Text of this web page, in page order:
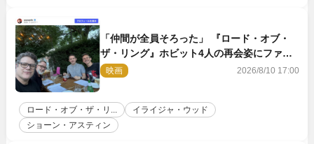
「仲間が全員そろった」 『ロード・オブ・
ザ・リング』ホビット4人の再会姿にファン
感激
映画 2026/8/10 17:00
ロード・オブ・ザ・リ...
イライジャ・ウッド
ショーン・アスティン